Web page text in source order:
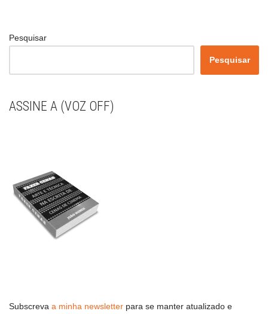
Pesquisar
Pesquisar
ASSINE A (VOZ OFF)
Subscreva a minha newsletter para se manter atualizado e